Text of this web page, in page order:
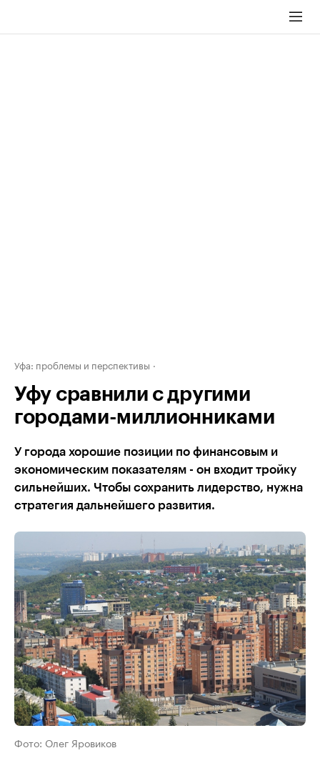
Уфа: проблемы и перспективы
Уфу сравнили с другими
городами-миллионниками
У города хорошие позиции по финансовым и
экономическим показателям - он входит тройку
сильнейших. Чтобы сохранить лидерство, нужна
стратегия дальнейшего развития.
Фото: Олег Яровиков